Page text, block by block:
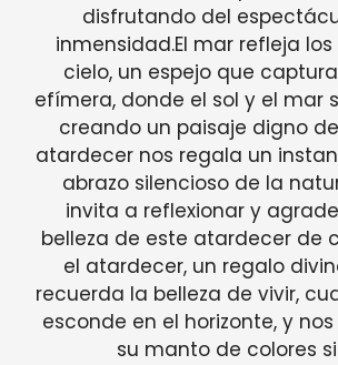
disfrutando del
inmensidad.El mar refleja
cielo, un espejo que
efímera, donde el sol y el mar
creando un paisaje digno
atardecer nos regala un
abrazo silencioso de la
invita a reflexionar y
belleza de este atardecer de
el atardecer, un regalo
recuerda la belleza de vivir,
esconde en el horizonte, y
su manto de colores